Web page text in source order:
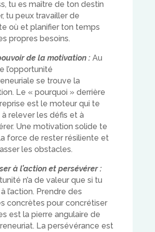
tu es maître de ton destin
tu peux travailler de
où et planifier ton temps
propres besoins.
de la motivation : Au
l’opportunité
se trouve la
Le « pourquoi » derrière
est le moteur qui te
relever les défis et à
Une motivation solide te
force de rester résiliente et
les obstacles.
à l’action et persévérer :
n’a de valeur que si tu
l’action. Prendre des
concrètes pour concrétiser
est la pierre angulaire de
La persévérance est